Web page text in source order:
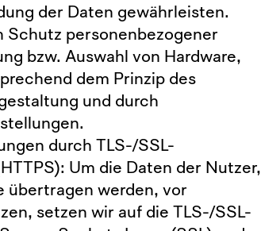
der Daten gewährleisten.
personenbezogener
bzw. Auswahl von Hardware,
dem Prinzip des
und durch
durch TLS-/SSL-
Um die Daten der Nutzer,
übertragen werden, vor
setzen wir auf die TLS-/SSL-